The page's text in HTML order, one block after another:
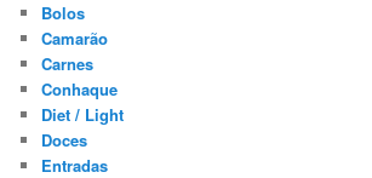
Bolos
Camarão
Carnes
Conhaque
Diet / Light
Doces
Entradas